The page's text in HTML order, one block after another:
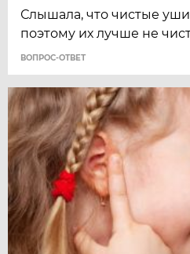
Слышала, что чистые
поэтому их лучше не
ВОПРОС-ОТВЕТ